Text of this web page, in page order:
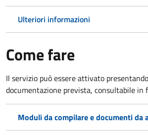
Ulteriori informazioni
Come fare
Il servizio può essere attivato
documentazione prevista, consultabile in
Moduli da compilare e documenti da